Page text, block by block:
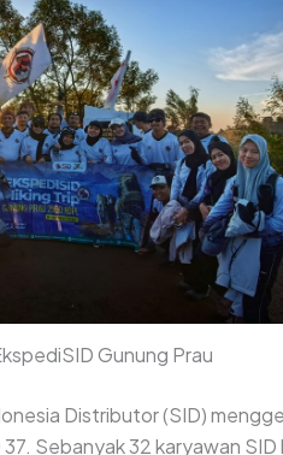
Gunung Prau
Distributor (SID)
Sebanyak 32 karyawan